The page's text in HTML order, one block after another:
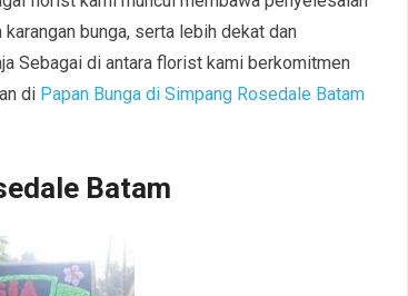
bunga, serta lebih dekat dan
Sebagai di antara florist kami berkomitmen
di Papan Bunga di Simpang Rosedale Batam
Batam